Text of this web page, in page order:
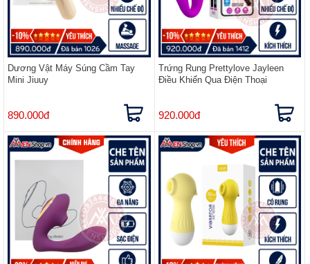
Dương Vật Máy Súng Cầm Tay
Mini Jiuuy
890.000đ
Trứng Rung Prettylove Jayleen
Điều Khiển Qua Điện Thoại
920.000đ